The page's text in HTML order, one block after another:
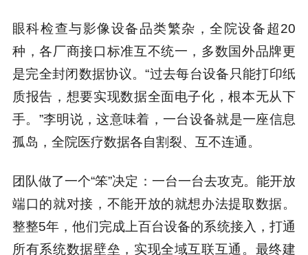
眼科检查与影像设备品类繁杂，全院设备超20
种，各厂商接口标准互不统一，多数国外品牌更
是完全封闭数据协议。“过去每台设备只能打印纸
质报告，想要实现数据全面电子化，根本无从下
手。”李明说，这意味着，一台设备就是一座信息
孤岛，全院医疗数据各自割裂、互不连通。
团队做了一个“笨”决定：一台一台去攻克。能开放
端口的就对接，不能开放的就想办法提取数据。
整整5年，他们完成上百台设备的系统接入，打通
所有系统数据壁垒，实现全域互联互通。最终建